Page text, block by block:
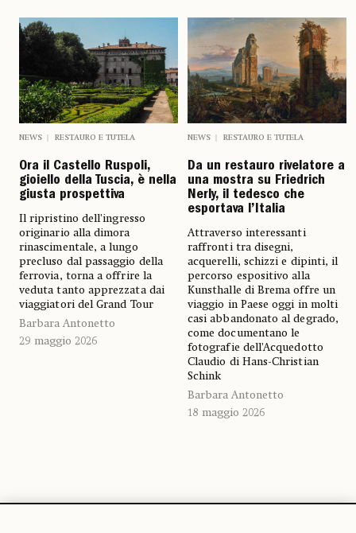
NEWS RESTAURO E TUTELA
Ora il Castello Ruspoli,
gioiello della Tuscia, è nella
giusta prospettiva
Il ripristino dell’ingresso
originario alla dimora
rinascimentale, a lungo
precluso dal passaggio della
ferrovia, torna a offrire la
veduta tanto apprezzata dai
viaggiatori del Grand Tour
Barbara Antonetto
29 maggio 2026
NEWS RESTAURO E TUTELA
Da un restauro rivelatore a
una mostra su Friedrich
Nerly, il tedesco che
esportava l’Italia
Attraverso interessanti
raffronti tra disegni,
acquerelli, schizzi e dipinti, il
percorso espositivo alla
Kunsthalle di Brema offre un
viaggio in Paese oggi in molti
casi abbandonato al degrado,
come documentano le
fotografie dell’Acquedotto
Claudio di Hans-Christian
Schink
Barbara Antonetto
18 maggio 2026